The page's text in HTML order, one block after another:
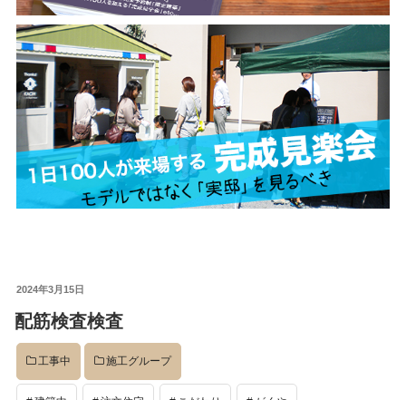
投
日:
2024年3月15日
配筋検査検査
工事中 施工グループ